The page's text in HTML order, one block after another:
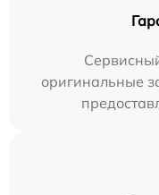
оригинальные